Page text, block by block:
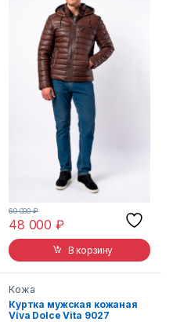
48 000₽
60 000₽
В корзину
Кожа
Куртка мужская кожаная
Viva Dolce Vita 9027